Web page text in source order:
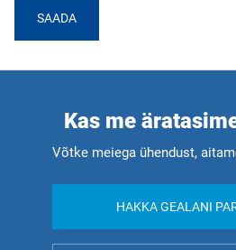
SAADA
Kas me
Võtke meiega ühendust,
HAKKA GEALANI